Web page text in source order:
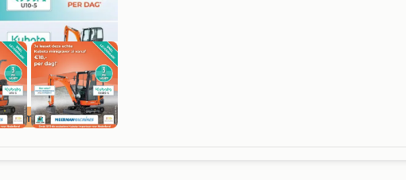
importeur!